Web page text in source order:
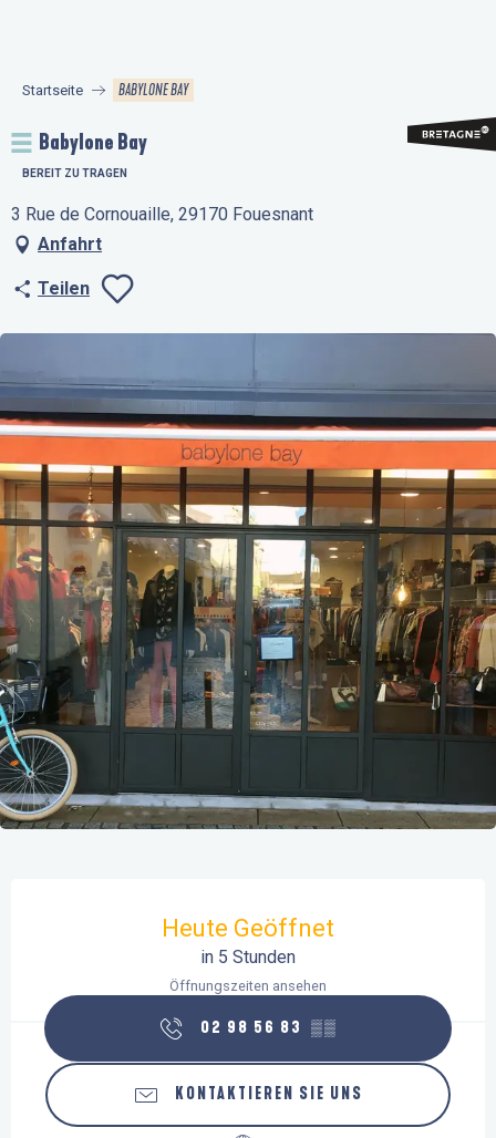
principal
Startseite BABYLONE BAY
Babylone Bay
BEREIT ZU TRAGEN
3 Rue de Cornouaille, 29170 Fouesnant
Anfahrt
Teilen
Ajouter aux
Heute Geöffnet
in 5 Stunden
Öffnungszeiten ansehen
02 98 56 83 ▒▒
KONTAKTIEREN SIE UNS